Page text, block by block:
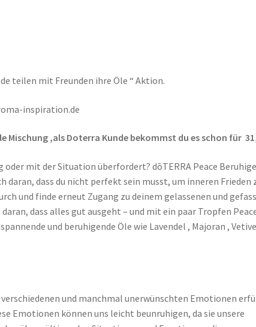
teilen mit Freunden ihre Öle “ Aktion.
inspiration.de
Mischung ,als Doterra Kunde bekommst du es schon für
mit der Situation überfordert? dōTERRA Peace
daran, dass du nicht perfekt sein musst, um inneren Frieden
und finde erneut Zugang zu deinem gelassenen und
dass alles gut ausgeht – und mit ein paar Tropfen
und beruhigende Öle wie Lavendel , Majoran ,
und manchmal unerwünschten Emotionen
Emotionen können uns leicht beunruhigen, da sie unsere